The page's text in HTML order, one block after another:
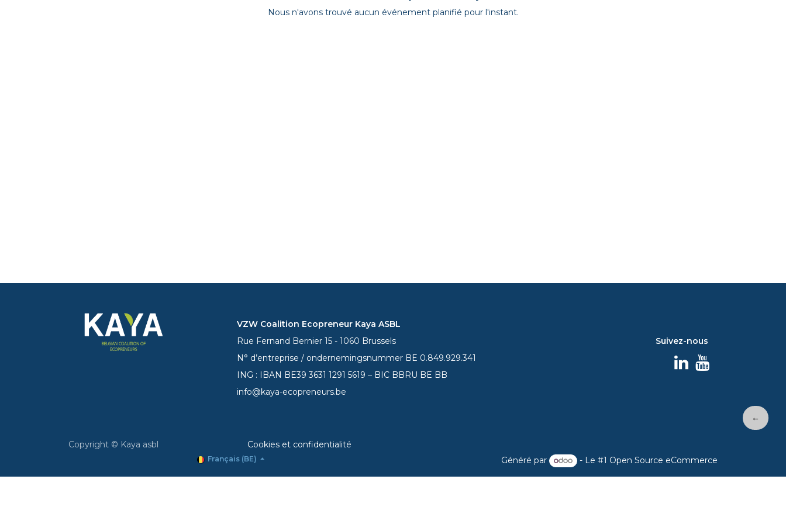
Nous n'avons trouvé aucun événement planifié pour l'instant.
Suivez-nous
←
VZW Coalition Ecopreneur Kaya ASBL
Rue Fernand Bernier 15 - 1060 Brussels
N° d’entreprise / ondernemingsnummer BE 0.849.929.341
ING : IBAN BE393631 1291 5619 – BIC BBRU BE BB
info@kaya-ecopreneurs.be
Copyright © Kaya asbl Cookies et confidentialité
Français (BE) Généré par - Le #1 Open Source eCommerce